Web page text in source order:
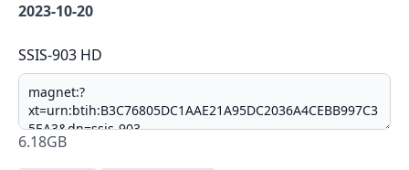
2023-10-20
SSIS-903 HD
6.18GB